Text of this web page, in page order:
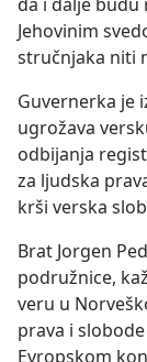
Jehovinim
stručnjaka niti
Guvernerka je
ugrožava
odbijanja
za ljudska
krši verska
Brat Jorgen
podružnice,
veru u
prava i
Evropskom